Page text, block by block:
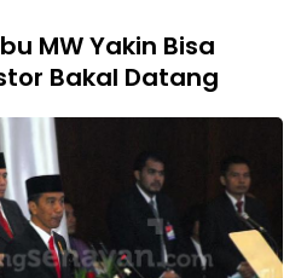
MW Yakin Bisa
Bakal Datang